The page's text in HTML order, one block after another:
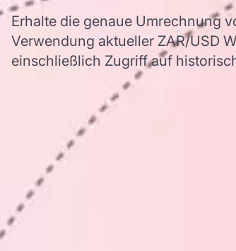
Erhalte die genaue Umrechnung
Verwendung aktueller ZAR/USD
einschließlich Zugriff auf